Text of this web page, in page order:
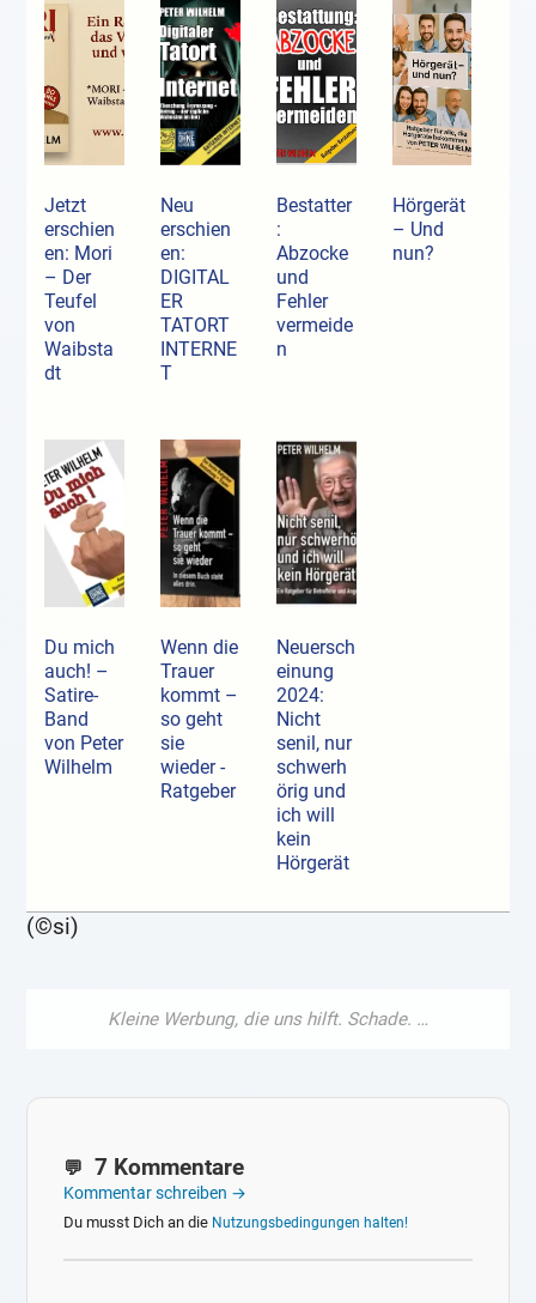
Jetzt
erschien
en: Mori
– Der
Teufel
von
Waibsta
dt
Neu
erschien
en:
DIGITAL
ER
TATORT
INTERNE
T
Bestatter
:
Abzocke
und
Fehler
vermeide
n
Hörgerät
– Und
nun?
Du mich
auch! –
Satire-
Band
von Peter
Wilhelm
Wenn die
Trauer
kommt –
so geht
sie
wieder -
Ratgeber
Neuersch
einung
2024:
Nicht
senil, nur
schwerh
örig und
ich will
kein
Hörgerät
(©si)
7 Kommentare
Kommentar schreiben →
Du musst Dich an die Nutzungsbedingungen halten!